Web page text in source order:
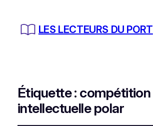
LES LECTEURS DU PORT
Étiquette : compétition
intellectuelle polar